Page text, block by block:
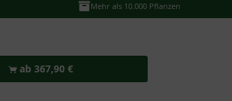
Mehr als 10.000 Pflanzen
ab 367,90 €